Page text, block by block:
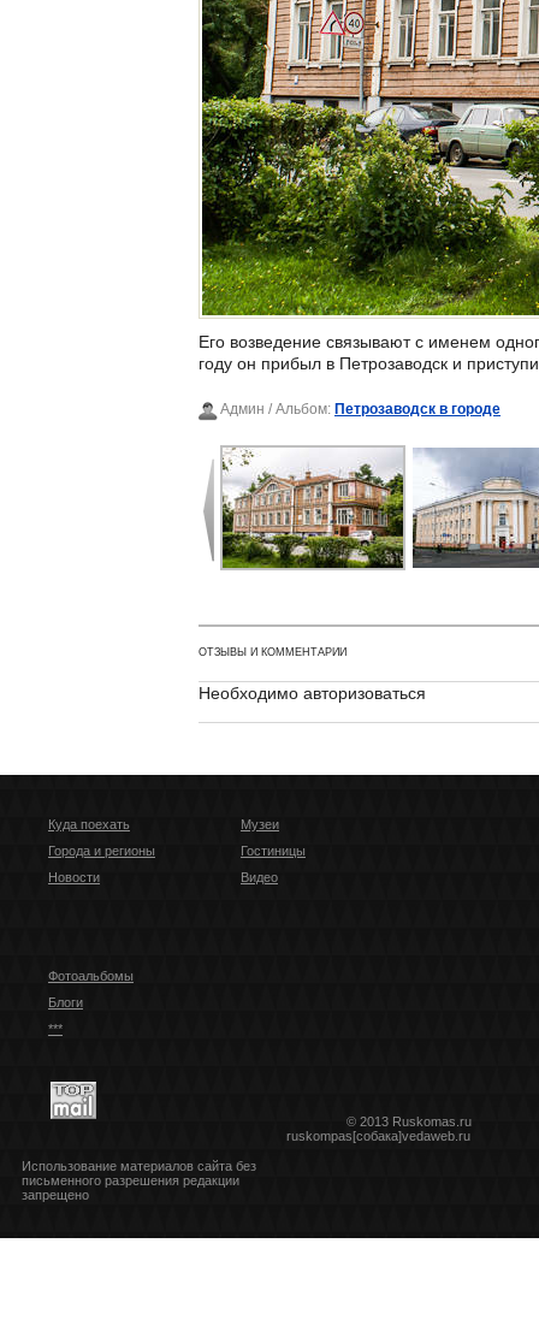
Его возведение связывают с именем
году он прибыл в Петрозаводск и
Админ / Альбом: Петрозаводск в городе
ОТЗЫВЫ И КОММЕНТАРИИ
Необходимо авторизоваться
Куда поехать
Города и регионы
Новости
Музеи
Гостиницы
Видео
Фотоальбомы
Блоги
***
© 2013 Ruskomas.ru
ruskompas[собака]vedaweb.ru
Использование материалов сайта без
письменного разрешения редакции
запрещено